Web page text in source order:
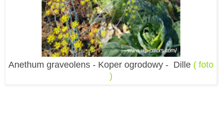
Anethum graveolens - Koper ogrodowy - Dille ( foto
)